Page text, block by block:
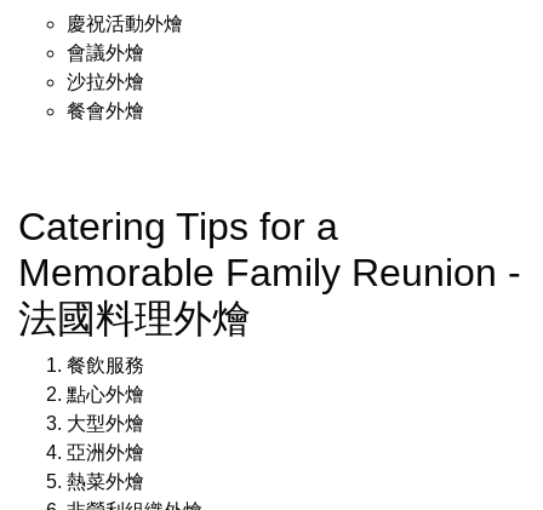
慶祝活動外燴
會議外燴
沙拉外燴
餐會外燴
Catering Tips for a
Memorable Family Reunion -
法國料理外燴
餐飲服務
點心外燴
大型外燴
亞洲外燴
熱菜外燴